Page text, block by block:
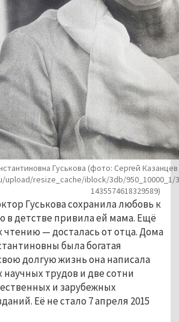
Гуськова (фото: Сергей
upload/resize_cache/iblock/3db/950_10000_1/
1435574618329589)
Гуськова сохранила любовь к
в детстве привила ей мама. Ещё
— досталась от отца. Дома
была богатая
долгую жизнь она написала
трудов и две сотни
и зарубежных
Её не стало 7 апреля 2015